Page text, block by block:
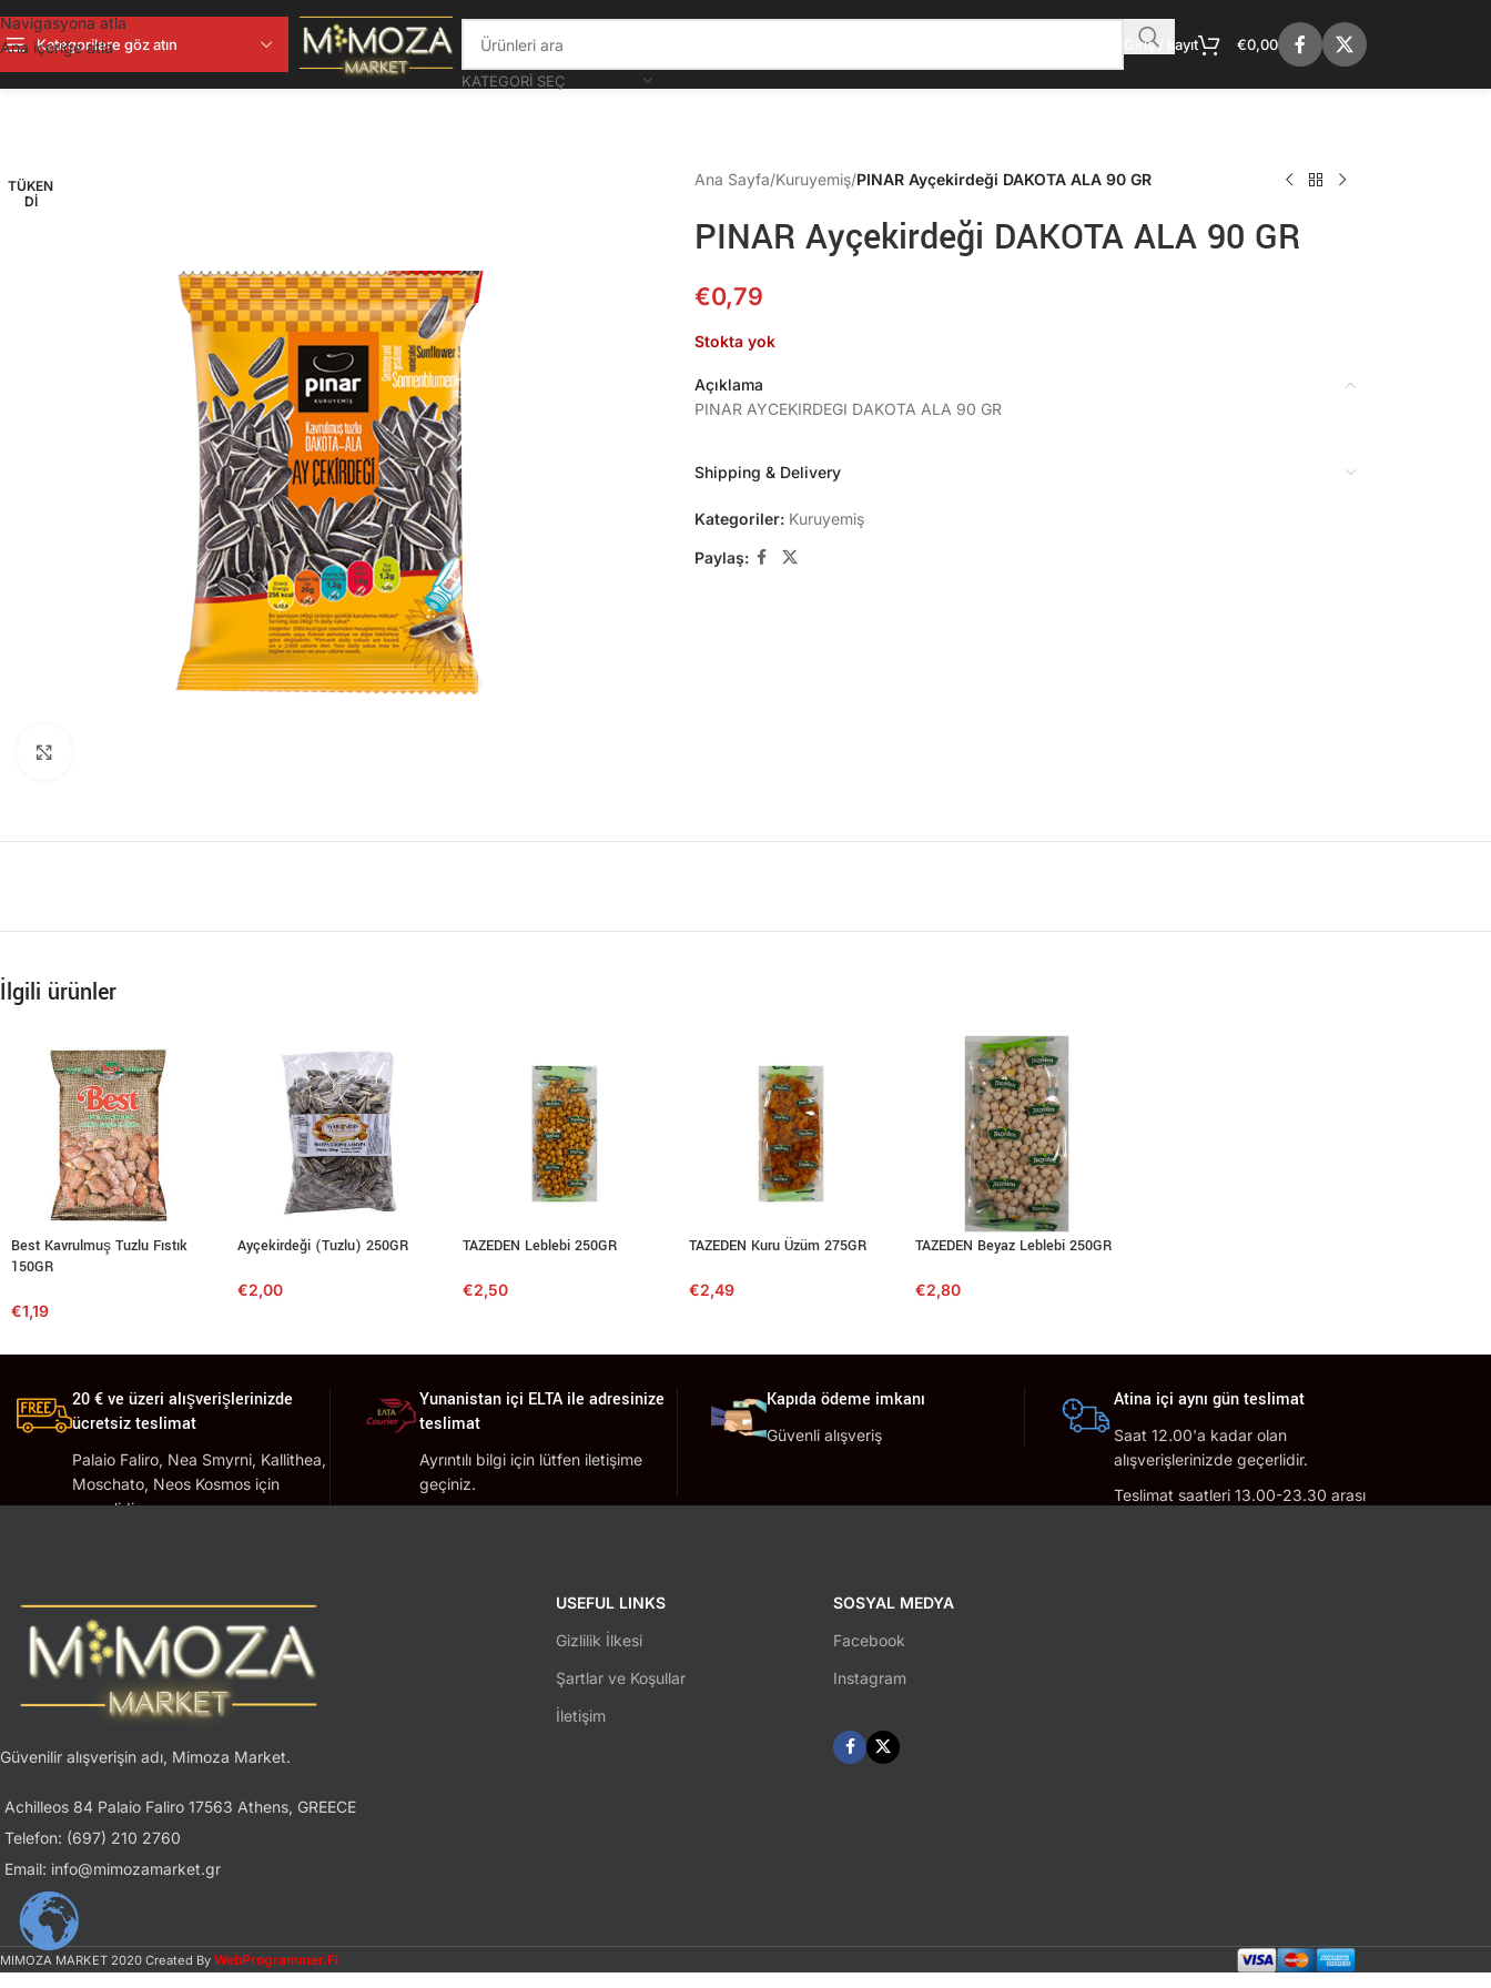
Navigasyona atla
Ana içeriğe atla
Kategorilere göz atın
KATEGORI SEÇ
Giriş / kayıt €0,00
TÜKEN
DI
Ana Sayfa/Kuruyemiş/PINAR Ayçekirdeği DAKOTA ALA 90 GR
PINAR Ayçekirdeği DAKOTA ALA 90 GR
€0,79
Stokta yok
Açıklama
PINAR AYCEKIRDEGI DAKOTA ALA 90 GR
Shipping & Delivery
Kategoriler: Kuruyemiş
Paylaş:
İlgili ürünler
Best Kavrulmuş Tuzlu Fıstık
150GR
€1,19
Ayçekirdeği (Tuzlu) 250GR
€2,00
TAZEDEN Leblebi 250GR
€2,50
TAZEDEN Kuru Üzüm 275GR
€2,49
TAZEDEN Beyaz Leblebi 250GR
€2,80
20 € ve üzeri alışverişlerinizde
ücretsiz teslimat
Palaio Faliro, Nea Smyrni, Kallithea,
Moschato, Neos Kosmos için
geçerlidir.
Yunanistan içi ELTA ile adresinize
teslimat
Ayrıntılı bilgi için lütfen iletişime
geçiniz.
Kapıda ödeme imkanı
Güvenli alışveriş
Atina içi aynı gün teslimat
Saat 12.00'a kadar olan
alışverişlerinizde geçerlidir.
Teslimat saatleri 13.00-23.30 arası
Güvenilir alışverişin adı, Mimoza Market.
Achilleos 84 Palaio Faliro 17563 Athens, GREECE
Telefon: (697) 210 2760
Email: info@mimozamarket.gr
USEFUL LINKS
Gizlilik İlkesi
Şartlar ve Koşullar
İletişim
SOSYAL MEDYA
Facebook
Instagram
MIMOZA MARKET 2020 Created By WebProgrammer.Fi